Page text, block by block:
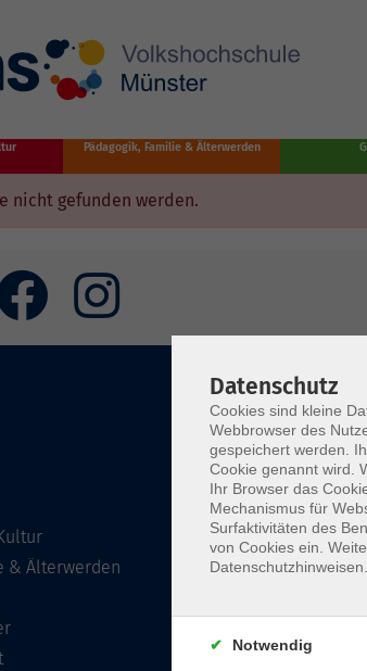
Pädagogik, Familie & Älterwerden
nicht gefunden werden.
& Älterwerden
48143
Lage im
Datenschutz
Cookies sind kleine
Webbrowser des
gespeichert werden.
Cookie genannt wird.
Ihr Browser das
Mechanismus für
Surfaktivitäten des
von Cookies ein.
Datenschutzhinweisen.
Notwendig